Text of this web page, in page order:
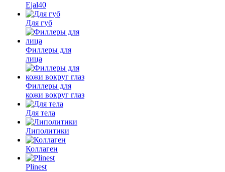
Ejal40
Для губ
Филлеры для
лица
Филлеры для
кожи вокруг глаз
Для тела
Липолитики
Коллаген
Plinest